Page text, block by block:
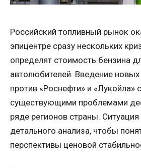
Российский топливный рынок
эпицентре сразу нескольких
определят стоимость бензина
автолюбителей. Введение
против «Роснефти» и «Лукойла»
существующими проблемами
ряде регионов страны. Ситуация
детального анализа, чтобы
перспективы ценовой